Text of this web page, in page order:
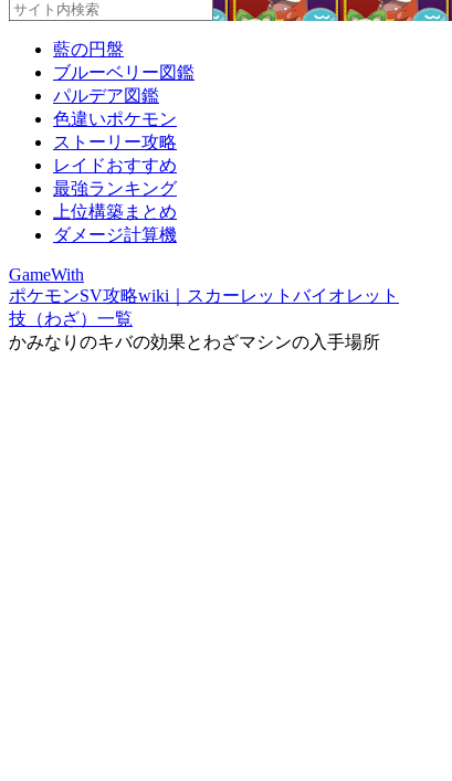
藍の円盤
ブルーベリー図鑑
パルデア図鑑
色違いポケモン
ストーリー攻略
レイドおすすめ
最強ランキング
上位構築まとめ
ダメージ計算機
GameWith
ポケモンSV攻略wiki｜スカーレットバイオレット
技（わざ）一覧
かみなりのキバの効果とわざマシンの入手場所